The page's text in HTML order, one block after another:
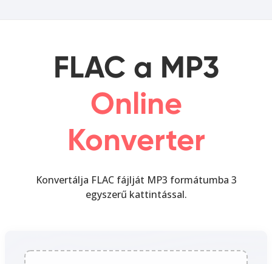
FLAC a MP3
Online
Konverter
Konvertálja FLAC fájlját MP3 formátumba 3
egyszerű kattintással.